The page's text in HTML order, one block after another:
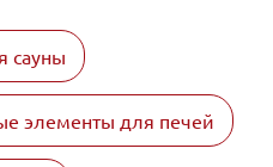
сауны
элементы для печей